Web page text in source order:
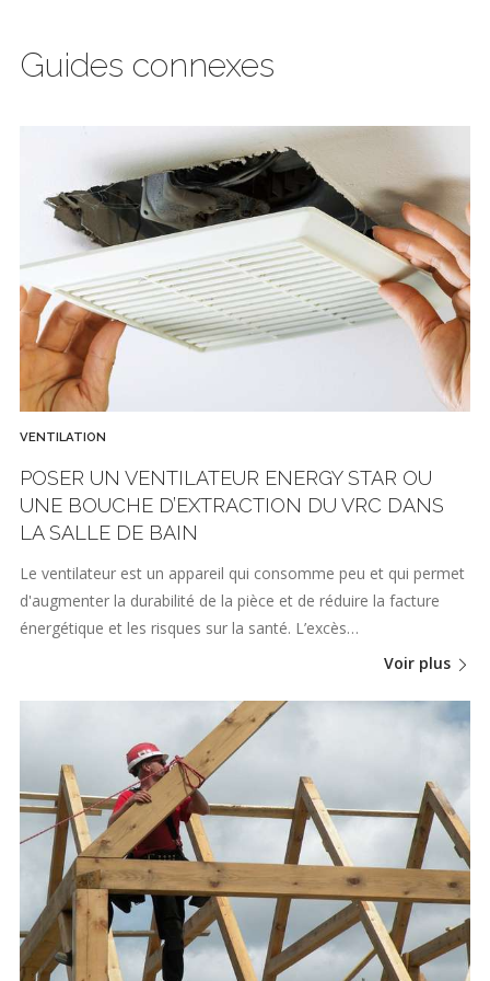
Guides connexes
VENTILATION
POSER UN VENTILATEUR ENERGY STAR OU
UNE BOUCHE D’EXTRACTION DU VRC DANS
LA SALLE DE BAIN
Le ventilateur est un appareil qui consomme peu et qui permet
d'augmenter la durabilité de la pièce et de réduire la facture
énergétique et les risques sur la santé. L’excès…
Voir plus